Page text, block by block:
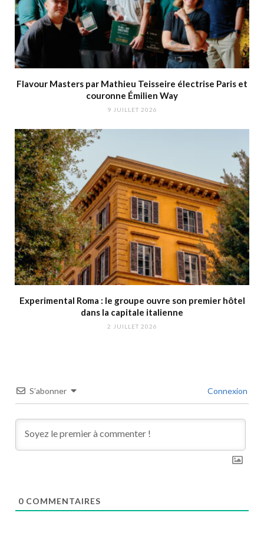
Flavour Masters par Mathieu Teisseire électrise Paris et
couronne Émilien Way
9 JUILLET 2026
Experimental Roma : le groupe ouvre son premier hôtel
dans la capitale italienne
2 JUILLET 2026
S’abonner Connexion
0 COMMENTAIRES